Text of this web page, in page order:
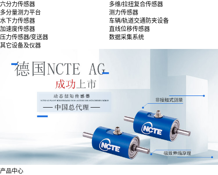
六分力传感器
多维/拉扭复合传感器
多分量测力平台
测力传感器
水下力传感器
车辆/轨道交通防夹设备
加速度传感器
直线位移传感器
压力传感器/变送器
数据采集系统
其它设备及仪器
产品中心